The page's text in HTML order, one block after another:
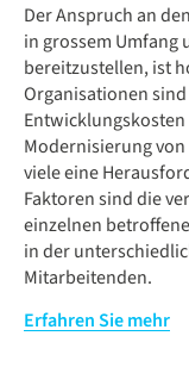
Der Anspruch an
in grossem Umfang
bereitzustellen, ist
Organisationen
Modernisierung
viele eine
Faktoren sind die
einzelnen
in der
Mitarbeitenden.
Ein möglicher
Erfahren Sie mehr